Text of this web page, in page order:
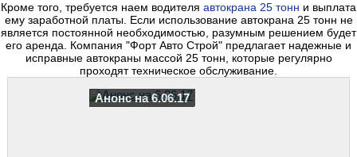
Кроме того, требуется наем водителя автокрана 25 тонн и выплата
ему заработной платы. Если использование автокрана 25 тонн не
является постоянной необходимостью, разумным решением будет
его аренда. Компания "Форт Авто Строй" предлагает надежные и
исправные автокраны массой 25 тонн, которые регулярно
проходят техническое обслуживание.
Анонс на 6.06.17